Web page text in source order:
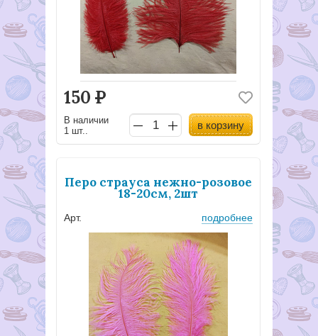
150 Р
В наличии
1 шт..
в корзину
Перо страуса нежно-розовое
18-20см, 2шт
Арт. подробнее